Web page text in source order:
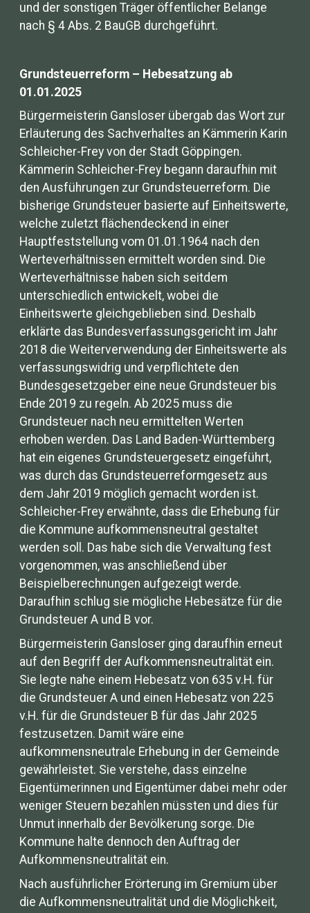
und der sonstigen Träger öffentlicher Belange
nach § 4 Abs. 2 BauGB durchgeführt.
Grundsteuerreform – Hebesatzung ab
01.01.2025
Bürgermeisterin Gansloser übergab das Wort zur
Erläuterung des Sachverhaltes an Kämmerin Karin
Schleicher-Frey von der Stadt Göppingen.
Kämmerin Schleicher-Frey begann daraufhin mit
den Ausführungen zur Grundsteuerreform. Die
bisherige Grundsteuer basierte auf Einheitswerte,
welche zuletzt flächendeckend in einer
Hauptfeststellung vom 01.01.1964 nach den
Werteverhältnissen ermittelt worden sind. Die
Werteverhältnisse haben sich seitdem
unterschiedlich entwickelt, wobei die
Einheitswerte gleichgeblieben sind. Deshalb
erklärte das Bundesverfassungsgericht im Jahr
2018 die Weiterverwendung der Einheitswerte als
verfassungswidrig und verpflichtete den
Bundesgesetzgeber eine neue Grundsteuer bis
Ende 2019 zu regeln. Ab 2025 muss die
Grundsteuer nach neu ermittelten Werten
erhoben werden. Das Land Baden-Württemberg
hat ein eigenes Grundsteuergesetz eingeführt,
was durch das Grundsteuerreformgesetz aus
dem Jahr 2019 möglich gemacht worden ist.
Schleicher-Frey erwähnte, dass die Erhebung für
die Kommune aufkommensneutral gestaltet
werden soll. Das habe sich die Verwaltung fest
vorgenommen, was anschließend über
Beispielberechnungen aufgezeigt werde.
Daraufhin schlug sie mögliche Hebesätze für die
Grundsteuer A und B vor.
Bürgermeisterin Gansloser ging daraufhin erneut
auf den Begriff der Aufkommensneutralität ein.
Sie legte nahe einem Hebesatz von 635 v.H. für
die Grundsteuer A und einen Hebesatz von 225
v.H. für die Grundsteuer B für das Jahr 2025
festzusetzen. Damit wäre eine
aufkommensneutrale Erhebung in der Gemeinde
gewährleistet. Sie verstehe, dass einzelne
Eigentümerinnen und Eigentümer dabei mehr oder
weniger Steuern bezahlen müssten und dies für
Unmut innerhalb der Bevölkerung sorge. Die
Kommune halte dennoch den Auftrag der
Aufkommensneutralität ein.
Nach ausführlicher Erörterung im Gremium über
die Aufkommensneutralität und die Möglichkeit,